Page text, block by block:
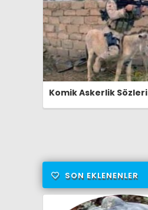
Komik Askerlik Sözleri
SON EKLENENLER